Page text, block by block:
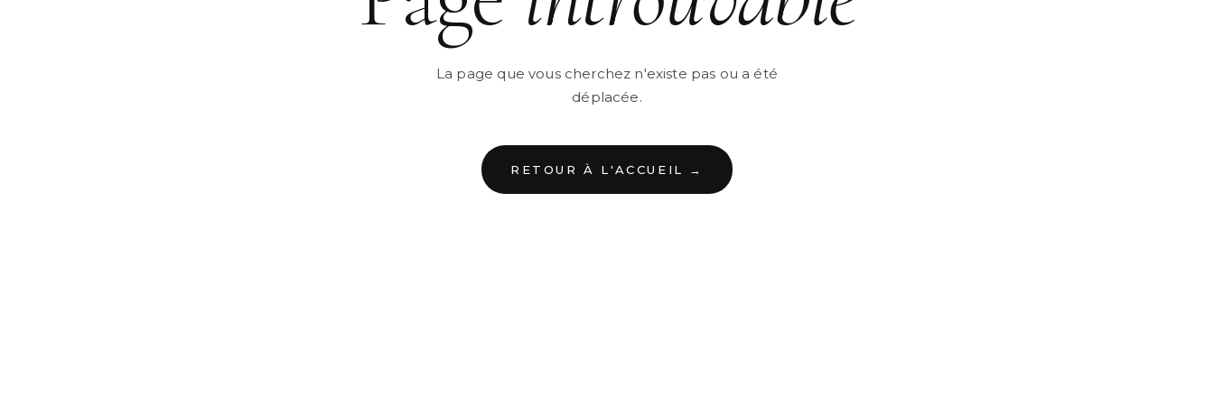
La page que vous cherchez n'existe pas ou a été
déplacée.
RETOUR À L'ACCUEIL →